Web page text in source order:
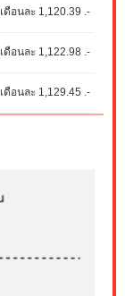
เดือนละ 1,120.39 .-
เดือนละ 1,122.98 .-
เดือนละ 1,129.45 .-